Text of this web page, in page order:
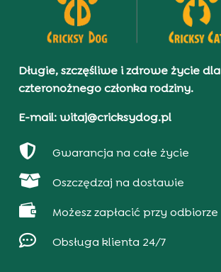
Długie, szczęśliwe i zdrowe życie dla
czteronożnego członka rodziny.
E-mail: witaj@cricksydog.pl
 Gwarancja na całe życie
 Oszczędzaj na dostawie
 Możesz zapłacić przy odbiorze
 Obsługa klienta 24/7